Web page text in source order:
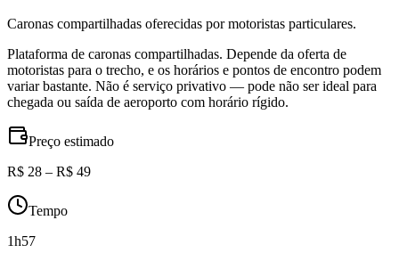
Caronas compartilhadas oferecidas por motoristas particulares.
Plataforma de caronas compartilhadas. Depende da oferta de
motoristas para o trecho, e os horários e pontos de encontro podem
variar bastante. Não é serviço privativo — pode não ser ideal para
chegada ou saída de aeroporto com horário rígido.
Preço estimado
R$ 28 – R$ 49
Tempo
1h57